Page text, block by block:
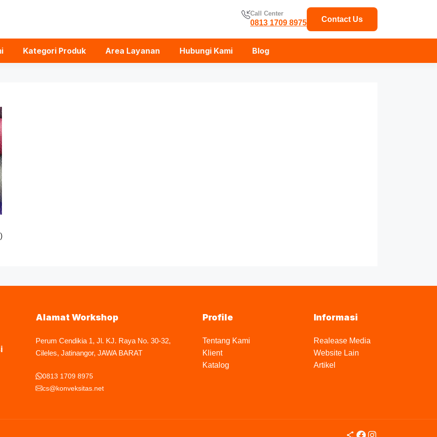
Call Center
0813 1709 8975 Contact Us
Kategori Produk Area Layanan Hubungi Kami Blog
Alamat Workshop
Perum Cendikia 1, Jl. KJ. Raya No. 30-32,
Cileles, Jatinangor, JAWA BARAT
0813 1709 8975
cs@konveksitas.net
Profile
Tentang Kami
Klient
Katalog
Informasi
Realease Media
Website Lain
Artikel
Share IconFacebook
Instagram